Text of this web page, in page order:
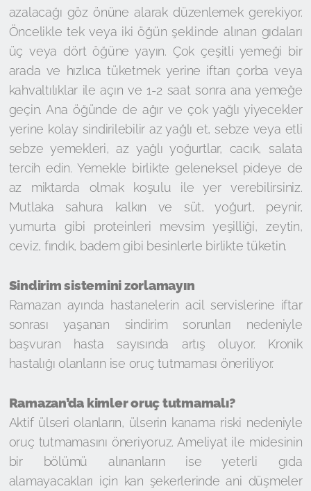
azalacağı göz önüne alarak düzenlemek gerekiyor.
Öncelikle tek veya iki öğün şeklinde alınan gıdaları
üç veya dört öğüne yayın. Çok çeşitli yemeği bir
arada ve hızlıca tüketmek yerine iftarı çorba veya
kahvaltılıklar ile açın ve 1-2 saat sonra ana yemeğe
geçin. Ana öğünde de ağır ve çok yağlı yiyecekler
yerine kolay sindirilebilir az yağlı et, sebze veya etli
sebze yemekleri, az yağlı yoğurtlar, cacık, salata
tercih edin. Yemekle birlikte geleneksel pideye de
az miktarda olmak koşulu ile yer verebilirsiniz.
Mutlaka sahura kalkın ve süt, yoğurt, peynir,
yumurta gibi proteinleri mevsim yeşilliği, zeytin,
ceviz, fındık, badem gibi besinlerle birlikte tüketin.
Sindirim sistemini zorlamayın
Ramazan ayında hastanelerin acil servislerine iftar
sonrası yaşanan sindirim sorunları nedeniyle
başvuran hasta sayısında artış oluyor. Kronik
hastalığı olanların ise oruç tutmaması öneriliyor.
Ramazan’da kimler oruç tutmamalı?
Aktif ülseri olanların, ülserin kanama riski nedeniyle
oruç tutmamasını öneriyoruz. Ameliyat ile midesinin
bir bölümü alınanların ise yeterli gıda
alamayacakları için kan şekerlerinde ani düşmeler